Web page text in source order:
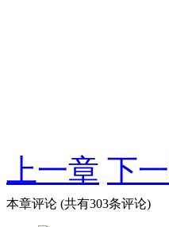
上一章 下
本章评论 (共有303条评论)